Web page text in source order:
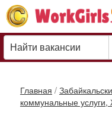
Главная /
коммунальные